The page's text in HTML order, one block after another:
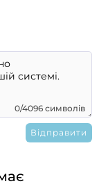
0/4096 символів